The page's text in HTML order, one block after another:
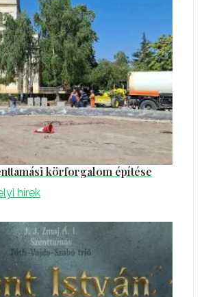
körforgalom építése
hírek